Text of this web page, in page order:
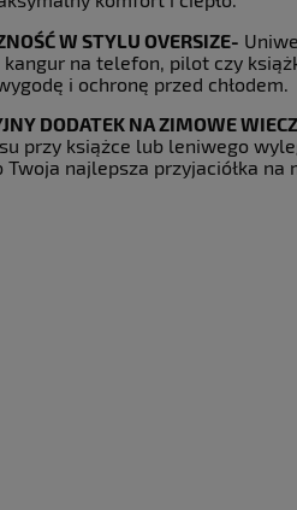
W STYLU OVERSIZE-
kangur na telefon, pilot czy
i ochronę przed chłodem.
DODATEK NA ZIMOWE
przy książce lub leniwego
Twoja najlepsza przyjaciółka na